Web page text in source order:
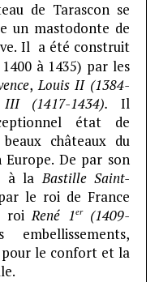
de Tarascon se
un mastodonte de
Il a été construit
à 1435) par les
,Louis II (1384-
(1417-1434). Il
état de
châteaux du
Europe. De par son
à laBastille Saint-
le roi de France
roiRené 1er(1409-
le confort et la